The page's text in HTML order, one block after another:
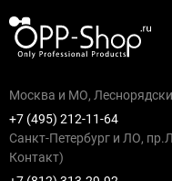
Москва и МО,
+7 (495) 212-11-64
Санкт-Петербург и ЛО,
Контакт)